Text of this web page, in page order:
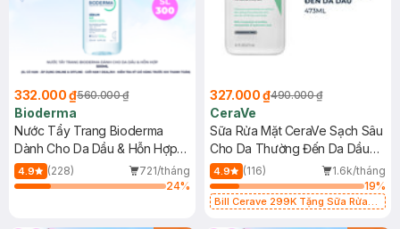
332.000 ₫560.000 ₫
Bioderma
Nước Tẩy Trang Bioderma
Dành Cho Da Dầu & Hỗn Hợp
500ml
4.9 (228)
721/tháng
24%
327.000 ₫490.000 ₫
CeraVe
Sữa Rửa Mặt CeraVe Sạch Sâu
Cho Da Thường Đến Da Dầu
473ml
4.9 (116)
1.6k/tháng
19%
Bill Cerave 299K Tặng Sữa Rửa